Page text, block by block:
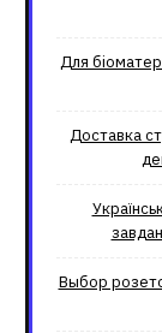
Для
Доставка
Выбор